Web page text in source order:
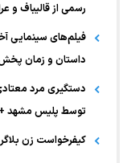
رسمی از قالیباف و
داستان و زمان
دستگیری مرد
توسط پلیس مشهد
کیفرخواست زن